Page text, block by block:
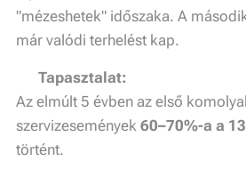
"mézeshetek" időszaka. A
már valódi terhelést kap.
Tapasztalat:
Az elmúlt 5 évben az első
szervizesemények 60–70%-a a
történt.